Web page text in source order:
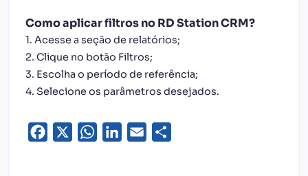
Como aplicar filtros no RD Station CRM?
1. Acesse a seção de relatórios;
2. Clique no botão Filtros;
3. Escolha o período de referência;
4. Selecione os parâmetros desejados.
Facebook WhatsApp
LinkedIn
Email